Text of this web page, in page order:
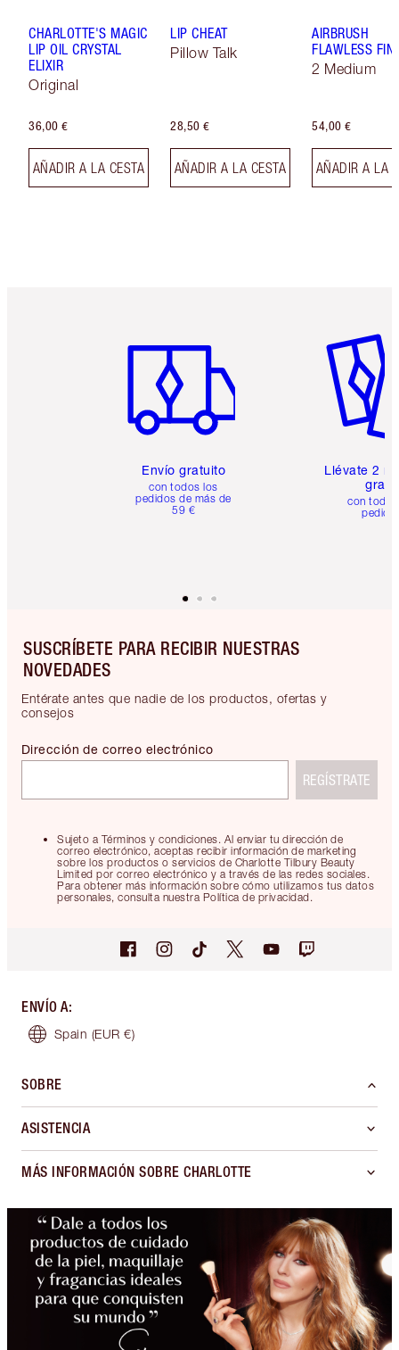
CHARLOTTE'S MAGIC
LIP OIL CRYSTAL
ELIXIR
Original
36,00 €
AÑADIR A LA CESTA
LIP CHEAT
Pillow Talk
28,50 €
AÑADIR A LA CESTA
AIRBRUSH
FLAWLESS
2 Medium
54,00 €
AÑADIR A LA
Envío gratuito
con todos los
pedidos de más de
59 €
Llévate 2
gratis
con
SUSCRÍBETE PARA RECIBIR NUESTRAS
NOVEDADES
Entérate antes que nadie de los productos, ofertas y
consejos
Sujeto a Términos y condiciones. Al enviar tu dirección de
correo electrónico, aceptas recibir información de marketing
sobre los productos o servicios de Charlotte Tilbury Beauty
Limited por correo electrónico y a través de las redes sociales.
Para obtener más información sobre cómo utilizamos tus datos
personales, consulta nuestra Política de privacidad.
Dirección de correo electrónico
REGÍSTRATE
ENVÍO A:
Spain (EUR €)
SOBRE
ASISTENCIA
MÁS INFORMACIÓN SOBRE CHARLOTTE